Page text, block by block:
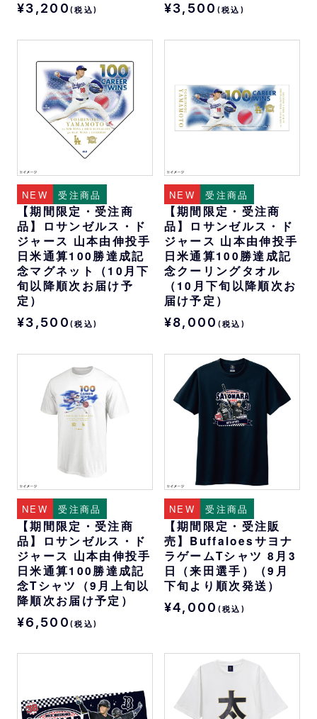
¥3,200 (税込) ¥3,500 (税込)
NEW 受注商品
【期間限定・受注商
品】ロサンゼルス・ド
ジャース 山本由伸投手
日米通算100勝達成記
念マグネット（10月下
旬以降順次お届け予
定）
¥3,500 (税込)
NEW 受注商品
【期間限定・受注商
品】ロサンゼルス・ド
ジャース 山本由伸投手
日米通算100勝達成記
念クーリングタオル
（10月下旬以降順次お
届け予定）
¥8,000 (税込)
NEW 受注商品
【期間限定・受注商
品】ロサンゼルス・ド
ジャース 山本由伸投手
日米通算100勝達成記
念Tシャツ（9月上旬以
降順次お届け予定）
¥6,500 (税込)
NEW 受注商品
【期間限定・受注販
売】Buffaloesサヨナ
ラゲームTシャツ 8月3
日（来田選手）（9月
下旬より順次発送）
¥4,000 (税込)